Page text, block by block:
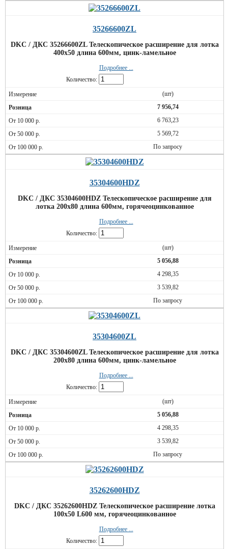
35266600ZL
DKC / ДКС 35266600ZL Телескопическое расширение для лотка
400х50 длина 600мм, цинк-ламельное
Подробнее ...
Количество:
(шт)
7 956,74
6 763,23
5 569,72
По запросу
35304600HDZ
DKC / ДКС 35304600HDZ Телескопическое расширение для
лотка 200х80 длина 600мм, горячеоцинкованное
Подробнее ...
Количество:
(шт)
5 056,88
4 298,35
3 539,82
По запросу
35304600ZL
DKC / ДКС 35304600ZL Телескопическое расширение для лотка
200х80 длина 600мм, цинк-ламельное
Подробнее ...
Количество:
(шт)
5 056,88
4 298,35
3 539,82
По запросу
35262600HDZ
DKC / ДКС 35262600HDZ Телескопическое расширение лотка
100х50 L600 мм, горячеоцинкованное
Подробнее ...
Количество: